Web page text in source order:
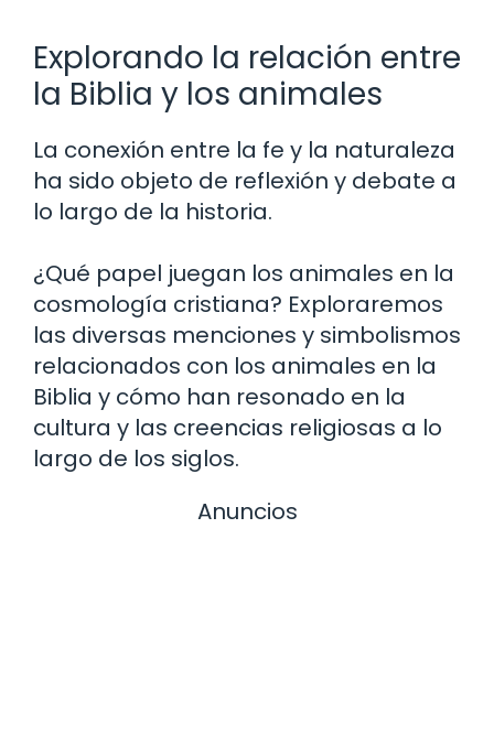
Explorando la relación entre
la Biblia y los animales
La conexión entre la fe y la naturaleza
ha sido objeto de reflexión y debate a
lo largo de la historia.
¿Qué papel juegan los animales en la
cosmología cristiana? Exploraremos
las diversas menciones y simbolismos
relacionados con los animales en la
Biblia y cómo han resonado en la
cultura y las creencias religiosas a lo
largo de los siglos.
Anuncios